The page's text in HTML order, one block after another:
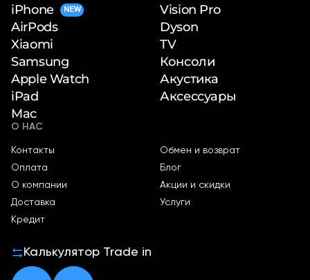
iPhone NEW
AirPods
Xiaomi
Samsung
Apple Watch
iPad
Mac
Vision Pro
Dyson
TV
Консоли
Акустика
Аксессуары
О НАС
Контакты
Оплата
О компании
Доставка
Кредит
Обмен и возврат
Блог
Акции и скидки
Услуги
Калькулятор Trade in